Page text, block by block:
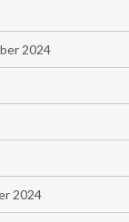
2024
2024